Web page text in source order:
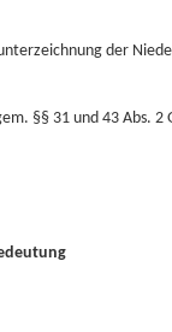
der
§§ 31 und 43 Abs. 2